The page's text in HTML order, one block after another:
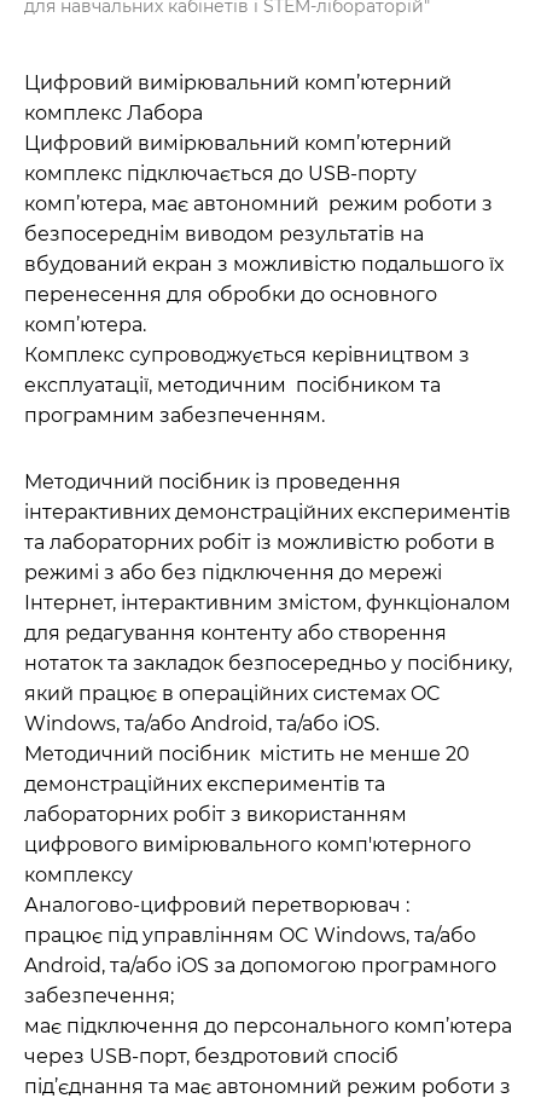
для навчальних кабінетів і STEM-лібораторій"
Цифровий вимірювальний комп’ютерний
комплекс Лабора
Цифровий вимірювальний комп’ютерний
комплекс підключається до USB-порту
комп’ютера, має автономний режим роботи з
безпосереднім виводом результатів на
вбудований екран з можливістю подальшого їх
перенесення для обробки до основного
комп’ютера.
Комплекс супроводжується керівництвом з
експлуатації, методичним посібником та
програмним забезпеченням.
Методичний посібник із проведення
інтерактивних демонстраційних експериментів
та лабораторних робіт із можливістю роботи в
режимі з або без підключення до мережі
Інтернет, інтерактивним змістом, функціоналом
для редагування контенту або створення
нотаток та закладок безпосередньо у посібнику,
який працює в операційних системах OC
Windows, та/або Android, та/або iOS.
Методичний посібник містить не менше 20
демонстраційних експериментів та
лабораторних робіт з використанням
цифрового вимірювального комп'ютерного
комплексу
Аналогово-цифровий перетворювач :
працює під управлінням OC Windows, та/або
Android, та/або iOS за допомогою програмного
забезпечення;
має підключення до персонального комп’ютера
через USB-порт, бездротовий спосіб
під’єднання та має автономний режим роботи з